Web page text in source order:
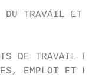
DU TRAVAIL ET
DE TRAVAIL DE
EMPLOI ET